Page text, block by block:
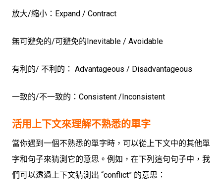
放大/縮小：Expand / Contract
無可避免的/可避免的Inevitable / Avoidable
有利的/ 不利的： Advantageous / Disadvantageous
一致的/不一致的：Consistent /Inconsistent
活用上下文來理解不熟悉的單字
當你遇到一個不熟悉的單字時，可以從上下文中的其他單
字和句子來猜測它的意思。例如，在下列這句句子中，我
們可以透過上下文猜測出 “conflict” 的意思：